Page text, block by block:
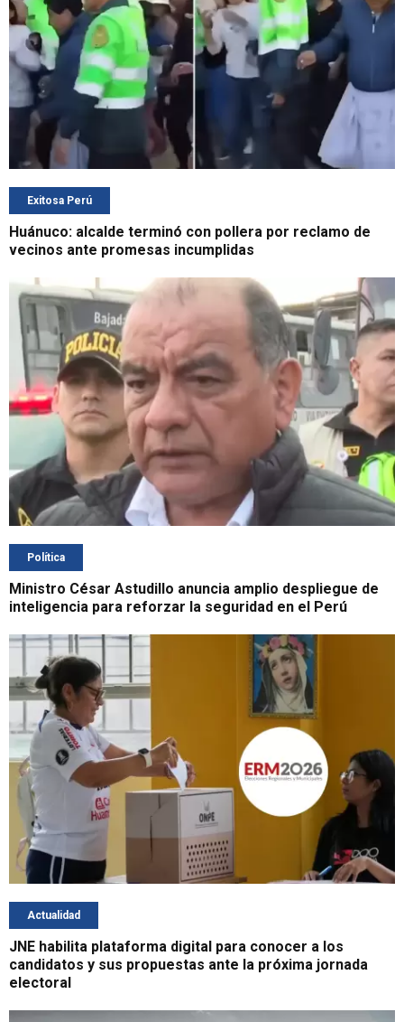
Exitosa Perú
Huánuco: alcalde terminó con pollera por reclamo de
vecinos ante promesas incumplidas
Política
Ministro César Astudillo anuncia amplio despliegue de
inteligencia para reforzar la seguridad en el Perú
Actualidad
JNE habilita plataforma digital para conocer a los
candidatos y sus propuestas ante la próxima jornada
electoral